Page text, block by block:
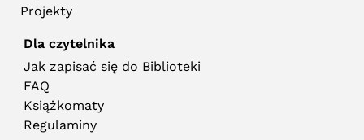
Projekty
Dla czytelnika
Jak zapisać się do Biblioteki
FAQ
Książkomaty
Regulaminy